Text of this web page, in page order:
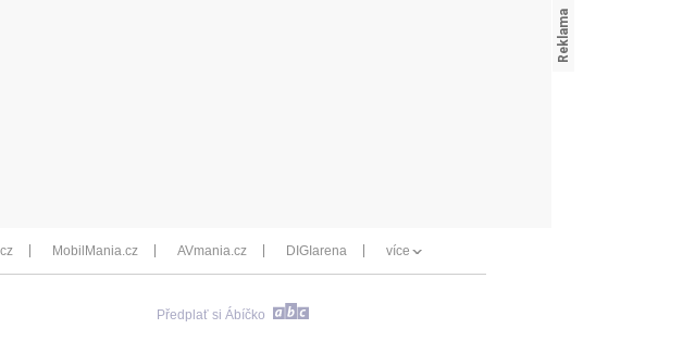
MobilMania.cz AVmania.cz DIGIarena více
Předplať si Ábíčko